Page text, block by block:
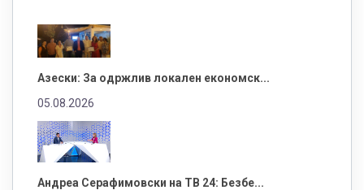
Азески: За одржлив локален економск...
05.08.2026
Андреа Серафимовски на ТВ 24: Безбе...